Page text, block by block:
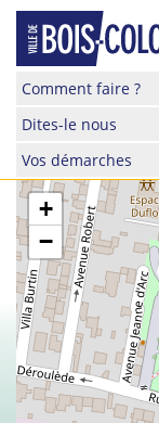
Skip
content
Site
de
la
de
Bois-
Colombes
Comment faire ?
Dites-le nous
Vos démarches
+
−